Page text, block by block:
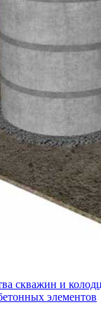
скважин и
элементов